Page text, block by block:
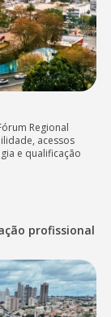
Regional
acessos
e qualificação
profissional